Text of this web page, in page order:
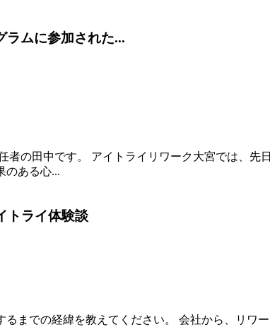
ラムに参加された...
の田中です。 アイトライリワーク大宮では、先
のある心...
トライ体験談
るまでの経緯を教えてください。 会社から、リ